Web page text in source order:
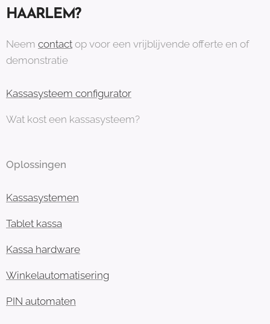
HAARLEM?
Neem contactop voor een vrijblijvende offerte en of
demonstratie
Kassasysteem configurator
Wat kost een kassasysteem?
Oplossingen
Kassasystemen
Tablet kassa
Kassa hardware
Winkelautomatisering
PIN automaten